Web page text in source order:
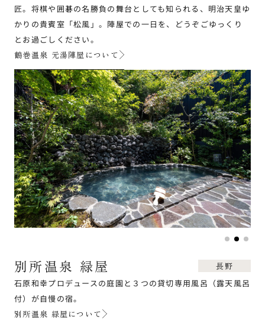
匠。将棋や囲碁の名勝負の舞台としても知られる、明治天皇ゆ
かりの貴賓室「松風」。陣屋での一日を、どうぞごゆっくり
とお過ごしください。
鶴巻温泉 元湯陣屋について
別所温泉 緑屋
長野
石原和幸プロデュースの庭園と３つの貸切専用風呂（露天風呂
付）が自慢の宿。
別所温泉 緑屋について